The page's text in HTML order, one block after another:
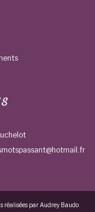
par Audrey Baudo